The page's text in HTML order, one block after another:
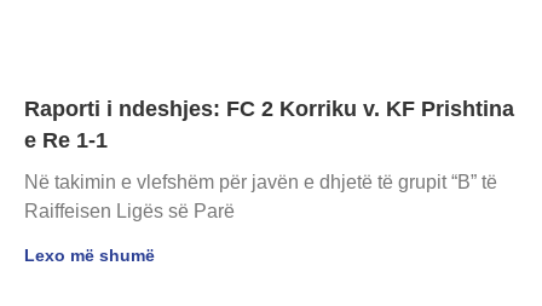
Raporti i ndeshjes: FC 2 Korriku v. KF Prishtina
e Re 1-1
Në takimin e vlefshëm për javën e dhjetë të grupit “B” të
Raiffeisen Ligës së Parë
Lexo më shumë